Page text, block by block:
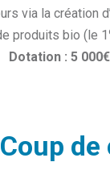
via la création
produits bio (le 1
Dotation : 5 000€
Coup